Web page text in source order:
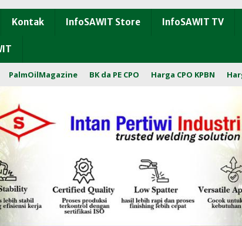
Kontak InfoSAWIT Store InfoSAWIT TV
PalmOilMagazine BK da PE CPO Harga CPO KPBN